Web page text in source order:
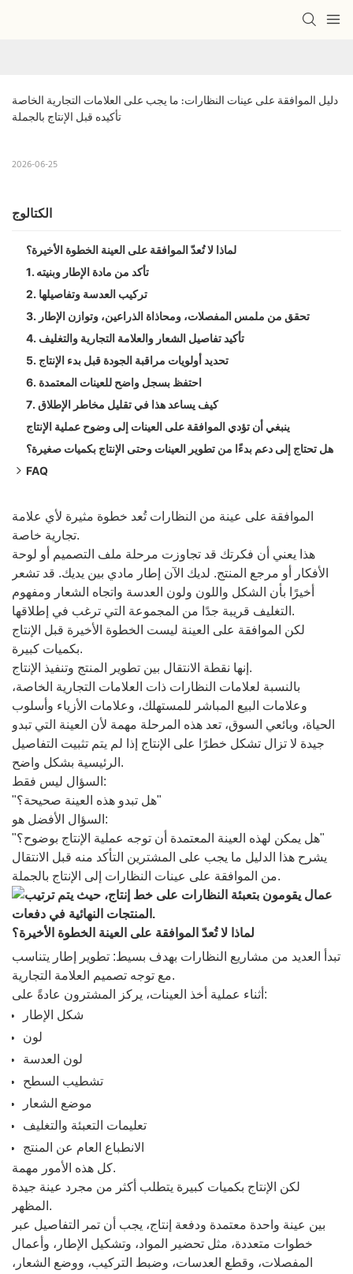
دليل الموافقة على عينات النظارات: ما يجب على العلامات التجارية الخاصة
تأكيده قبل الإنتاج بالجملة
2026-06-25
الكتالوج
لماذا لا تُعدّ الموافقة على العينة الخطوة الأخيرة؟
1. تأكد من مادة الإطار وبنيته
2. تركيب العدسة وتفاصيلها
3. تحقق من ملمس المفصلات، ومحاذاة الذراعين، وتوازن الإطار
4. تأكيد تفاصيل الشعار والعلامة التجارية والتغليف
5. تحديد أولويات مراقبة الجودة قبل بدء الإنتاج
6. احتفظ بسجل واضح للعينات المعتمدة
7. كيف يساعد هذا في تقليل مخاطر الإطلاق
ينبغي أن تؤدي الموافقة على العينات إلى وضوح عملية الإنتاج
هل تحتاج إلى دعم بدءًا من تطوير العينات وحتى الإنتاج بكميات صغيرة؟
FAQ
لماذا تعتبر الموافقة على العينات مهمة لعلامات النظارات التجارية
الخاصة؟
ما الذي يجب على المشترين التحقق منه قبل الموافقة على عينة
من النظارات؟
هل تكفي عينة واحدة معتمدة قبل الإنتاج بكميات كبيرة؟
هل تدعم شركة Hisight إنتاج النظارات بكميات طلب دنيا مرنة؟
الموافقة على عينة من النظارات تُعد خطوة مثيرة لأي علامة
تجارية خاصة.
هذا يعني أن فكرتك قد تجاوزت مرحلة ملف التصميم أو لوحة
الأفكار أو مرجع المنتج. لديك الآن إطار مادي بين يديك. قد تشعر
أخيرًا بأن الشكل واللون ولون العدسة واتجاه الشعار ومفهوم
التغليف قريبة جدًا من المجموعة التي ترغب في إطلاقها.
لكن الموافقة على العينة ليست الخطوة الأخيرة قبل الإنتاج
بكميات كبيرة.
إنها نقطة الانتقال بين تطوير المنتج وتنفيذ الإنتاج.
بالنسبة لعلامات النظارات ذات العلامات التجارية الخاصة،
وعلامات البيع المباشر للمستهلك، وعلامات الأزياء وأسلوب
الحياة، وبائعي السوق، تعد هذه المرحلة مهمة لأن العينة التي تبدو
جيدة لا تزال تشكل خطرًا على الإنتاج إذا لم يتم تثبيت التفاصيل
الرئيسية بشكل واضح.
السؤال ليس فقط:
"هل تبدو هذه العينة صحيحة؟"
السؤال الأفضل هو:
"هل يمكن لهذه العينة المعتمدة أن توجه عملية الإنتاج بوضوح؟"
يشرح هذا الدليل ما يجب على المشترين التأكد منه قبل الانتقال
من الموافقة على عينات النظارات إلى الإنتاج بالجملة.
لماذا لا تُعدّ الموافقة على العينة الخطوة الأخيرة؟
تبدأ العديد من مشاريع النظارات بهدف بسيط: تطوير إطار يتناسب
مع توجه تصميم العلامة التجارية.
أثناء عملية أخذ العينات، يركز المشترون عادةً على:
شكل الإطار
لون
لون العدسة
تشطيب السطح
موضع الشعار
تعليمات التعبئة والتغليف
الانطباع العام عن المنتج
كل هذه الأمور مهمة.
لكن الإنتاج بكميات كبيرة يتطلب أكثر من مجرد عينة جيدة
المظهر.
بين عينة واحدة معتمدة ودفعة إنتاج، يجب أن تمر التفاصيل عبر
خطوات متعددة، مثل تحضير المواد، وتشكيل الإطار، وأعمال
المفصلات، وقطع العدسات، وضبط التركيب، ووضع الشعار،